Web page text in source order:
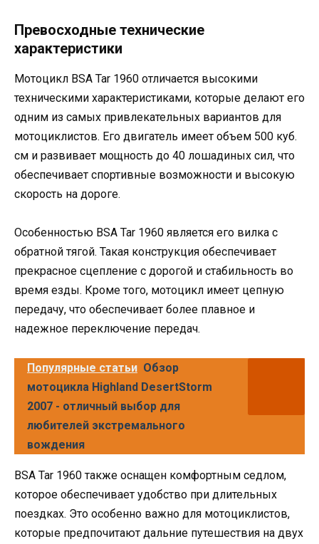
Превосходные технические
характеристики
Мотоцикл BSA Tar 1960 отличается высокими
техническими характеристиками, которые делают его
одним из самых привлекательных вариантов для
мотоциклистов. Его двигатель имеет объем 500 куб.
см и развивает мощность до 40 лошадиных сил, что
обеспечивает спортивные возможности и высокую
скорость на дороге.
Особенностью BSA Tar 1960 является его вилка с
обратной тягой. Такая конструкция обеспечивает
прекрасное сцепление с дорогой и стабильность во
время езды. Кроме того, мотоцикл имеет цепную
передачу, что обеспечивает более плавное и
надежное переключение передач.
Популярные статьи Обзор
мотоцикла Highland DesertStorm
2007 - отличный выбор для
любителей экстремального
вождения
BSA Tar 1960 также оснащен комфортным седлом,
которое обеспечивает удобство при длительных
поездках. Это особенно важно для мотоциклистов,
которые предпочитают дальние путешествия на двух